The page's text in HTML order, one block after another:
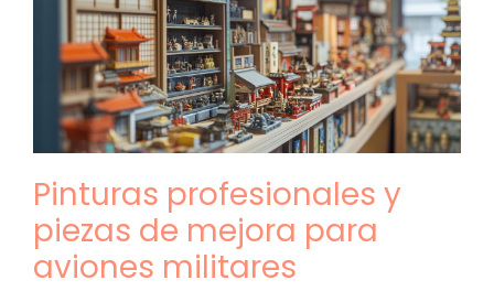
Pinturas profesionales y
piezas de mejora para
aviones militares